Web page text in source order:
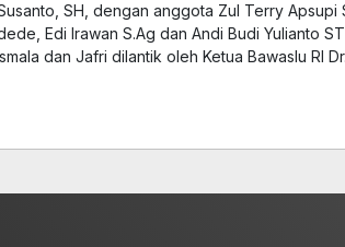
SH, dengan anggota Zul Terry Apsupi
Edi Irawan S.Ag dan Andi Budi Yulianto
dan Jafri dilantik oleh Ketua Bawaslu RI